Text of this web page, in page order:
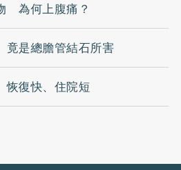
為何上腹痛？
是總膽管結石所害
復快、住院短